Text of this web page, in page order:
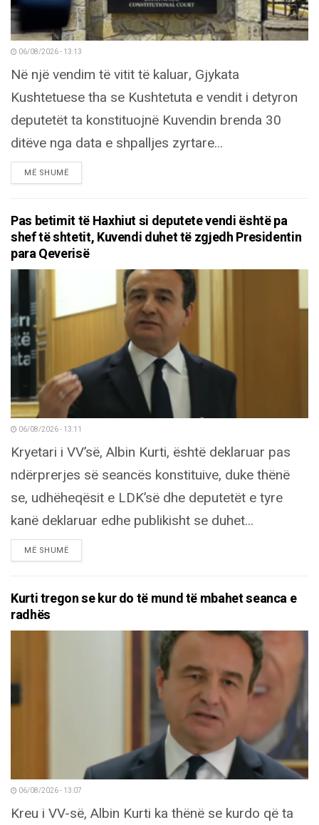
06/08/2026 - 13:13
Në një vendim të vitit të kaluar, Gjykata
Kushtetuese tha se Kushtetuta e vendit i detyron
deputetët ta konstituojnë Kuvendin brenda 30
ditëve nga data e shpalljes zyrtare...
MË SHUMËDETAILS
Pas betimit të Haxhiut si deputete vendi është pa
shef të shtetit, Kuvendi duhet të zgjedh Presidentin
para Qeverisë
06/08/2026 - 13:11
Kryetari i VV’së, Albin Kurti, është deklaruar pas
ndërprerjes së seancës konstituive, duke thënë
se, udhëheqësit e LDK’së dhe deputetët e tyre
kanë deklaruar edhe publikisht se duhet...
MË SHUMËDETAILS
Kurti tregon se kur do të mund të mbahet seanca e
radhës
06/08/2026 - 13:07
Kreu i VV-së, Albin Kurti ka thënë se kurdo që ta